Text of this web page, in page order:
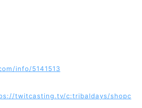
info/5141513
twitcasting.tv/c:tribaldays/shopc